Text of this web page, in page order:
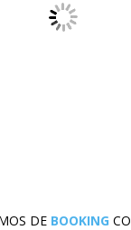
DE BOOKING